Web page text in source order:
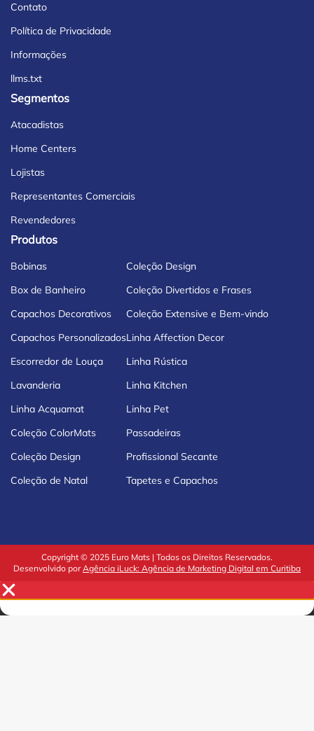
Contato
Política de Privacidade
Informações
llms.txt
Segmentos
Atacadistas
Home Centers
Lojistas
Representantes Comerciais
Revendedores
Produtos
Bobinas
Box de Banheiro
Capachos Decorativos
Capachos Personalizados
Escorredor de Louça
Lavanderia
Linha Acquamat
Coleção ColorMats
Coleção Design
Coleção de Natal
Coleção Design
Coleção Divertidos e Frases
Coleção Extensive e Bem-vindo
Linha Affection Decor
Linha Rústica
Linha Kitchen
Linha Pet
Passadeiras
Profissional Secante
Tapetes e Capachos
Copyright © 2025 Euro Mats | Todos os Direitos Reservados.
Desenvolvido porAgência iLuck: Agência de Marketing Digital em Curitiba